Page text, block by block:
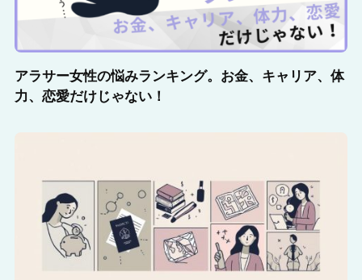
アラサー女性の悩みランキング。お金、キャリア、体
力、恋愛だけじゃない！